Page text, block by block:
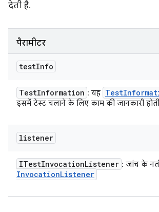
देती है.
पैरामीटर
testInfo
TestInformation : यह Test
इसमें टेस्ट चलाने के लिए काम की जानकारी
listener
ITestInvocationListener : जांच के
InvocationListener